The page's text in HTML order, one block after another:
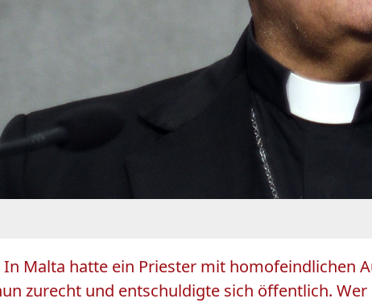
In Malta hatte ein Priester mit homofeindlichen
zurecht und entschuldigte sich öffentlich.